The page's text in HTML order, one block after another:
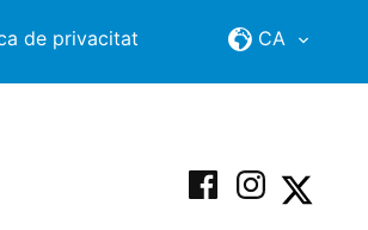
CA
de privacitat
Facebook
Instagram
X